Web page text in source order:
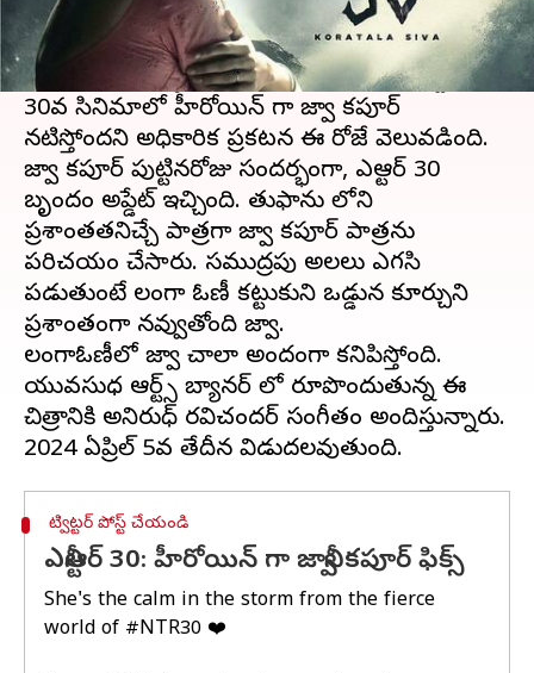
ఎన్టీఆర్ 30
నుండి అప్డేట్ వచ్చేసింది. ఎప్పటి నుండో
అందరూ ఎదురుచూస్తున్న తరుణం రానే వచ్చింది.
కొరటాల శివ దర్శకత్వంలో రూపొందుతున ఎన్టీఆర్
30వ సినిమాలో హీరోయిన్ గా జాన్వీ కపూర్
నటిస్తోందని అధికారిక ప్రకటన ఈ రోజే వెలువడింది.
జాన్వీ కపూర్ పుట్టినరోజు సందర్భంగా, ఎన్టీఆర్ 30
బృందం అప్డేట్ ఇచ్చింది. తుఫాను లోని
ప్రశాంతతనిచ్చే పాత్రగా జాన్వీ కపూర్ పాత్రను
పరిచయం చేసారు. సముద్రపు అలలు ఎగసి
పడుతుంటే లంగా ఓణీ కట్టుకుని ఒడ్డున కూర్చుని
ప్రశాంతంగా నవ్వుతోంది జాన్వీ.
లంగాఓణీలో జాన్వీ చాలా అందంగా కనిపిస్తోంది.
యువసుధ ఆర్ట్స్ బ్యానర్ లో రూపొందుతున్న ఈ
చిత్రానికి అనిరుధ్ రవిచందర్ సంగీతం అందిస్తున్నారు.
ట్విట్టర్ పోస్ట్ చేయండి
ఎన్టీఆర్ 30: హీరోయిన్ గా జాన్వీ కపూర్ ఫిక్స్
She's the calm in the storm from the fierce
world of #NTR30 ❤️